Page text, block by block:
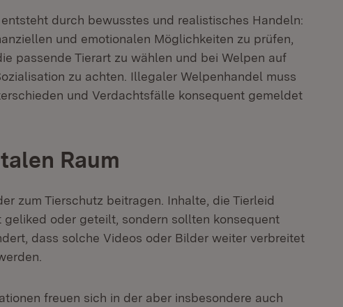
durch bewusstes und realistisches Handeln:
und emotionalen Möglichkeiten zu prüfen,
passende Tierart zu wählen und bei Welpen auf
zu achten. Illegaler Welpenhandel muss
und Verdachtsfälle konsequent gemeldet
Raum
zum Tierschutz beitragen. Inhalte, die Tierleid
oder geteilt, sondern sollten konsequent
dass solche Videos oder Bilder weiter verbreitet
freuen sich in der aber insbesondere auch